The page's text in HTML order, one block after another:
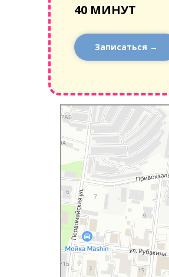
40 МИНУТ
Записаться →
Санкт‑Петербург
Санкт‑Петербург — Яндекс Карты